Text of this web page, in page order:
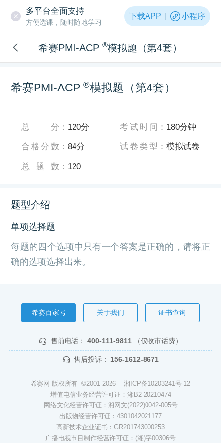
多平台全面支持
方便选课，随时随地学习
下载APP 小程序
希赛PMI-ACP®模拟题（第4套）
希赛PMI-ACP®模拟题（第4套）
总分 ： 120分
合格分数 ：84分
总题数 ： 120
考试时间 ： 180分钟
试卷类型 ：模拟试卷
题型介绍
单项选择题
每题的四个选项中只有一个答案是正确的，请将正
确的选项选择出来。
希赛百家号 关于我们 证书查询
售前电话： 400-111-9811 （仅收市话费）
售后投诉： 156-1612-8671
希赛网 版权所有 ©2001-2026 湘ICP备10203241号-12
增值电信业务经营许可证：湘B2-20210474
网络文化经营许可证：湘网文(2022)0042-005号
出版物经营许可证：4301042021177
高新技术企业证书：GR201743000253
广播电视节目制作经营许可证：(湘)字00306号